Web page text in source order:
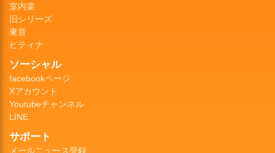
室内楽
旧シリーズ
東音
ピティナ
ソーシャル
facebookページ
Xアカウント
Youtubeチャンネル
LINE
サポート
メールニュース登録